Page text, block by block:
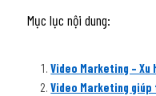
Mục lục nội dung:
Video Marketing – Xu
Video Marketing giúp